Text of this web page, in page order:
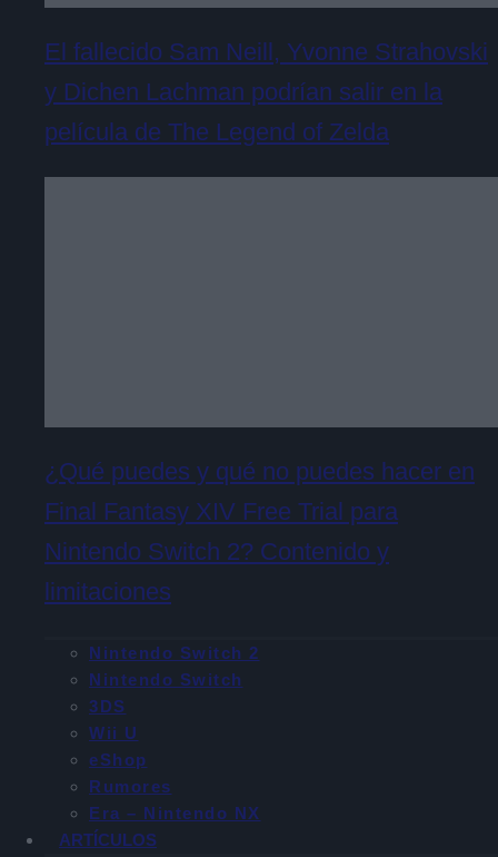
El fallecido Sam Neill, Yvonne Strahovski
y Dichen Lachman podrían salir en la
película de The Legend of Zelda
¿Qué puedes y qué no puedes hacer en
Final Fantasy XIV Free Trial para
Nintendo Switch 2? Contenido y
limitaciones
Nintendo Switch 2
Nintendo Switch
3DS
Wii U
eShop
Rumores
Era – Nintendo NX
ARTÍCULOS